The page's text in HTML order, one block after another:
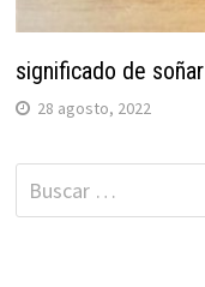
significado de
28 agosto, 2022
Buscar: